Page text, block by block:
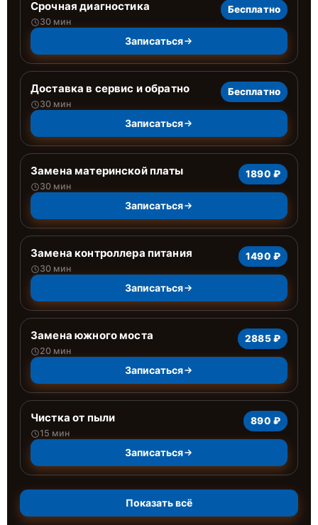
Срочная диагностика
30 мин
Бесплатно
Записаться
Доставка в сервис и обратно
30 мин
Бесплатно
Записаться
Замена материнской платы
30 мин
1890 ₽
Записаться
Замена контроллера питания
30 мин
1490 ₽
Записаться
Замена южного моста
20 мин
2885 ₽
Записаться
Чистка от пыли
15 мин
890 ₽
Записаться
Показать всё